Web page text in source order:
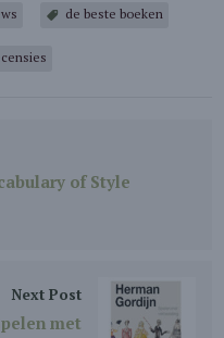
de beste boeken
of Style
Next Post
met